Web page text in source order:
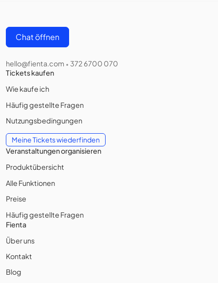
Chat öffnen
hello@fienta.com • 372 6700 070
Tickets kaufen
Wie kaufe ich
Häufig gestellte Fragen
Nutzungsbedingungen
Meine Tickets wiederfinden
Veranstaltungen organisieren
Produktübersicht
Alle Funktionen
Preise
Häufig gestellte Fragen
Fienta
Über uns
Kontakt
Blog